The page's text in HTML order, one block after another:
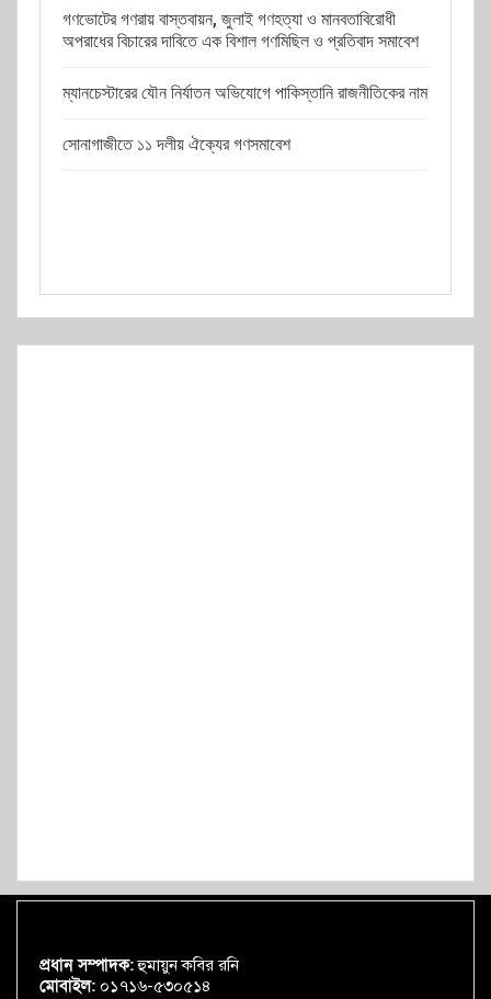
গণভোটের গণরায় বাস্তবায়ন, জুলাই গণহত্যা ও মানবতাবিরোধী
অপরাধের বিচারের দাবিতে এক বিশাল গণমিছিল ও প্রতিবাদ সমাবেশ
ম্যানচেস্টারের যৌন নির্যাতন অভিযোগে পাকিস্তানি রাজনীতিকের নাম
সোনাগাজীতে ১১ দলীয় ঐক্যের গণসমাবেশ
প্রধান সম্পাদক:হুমায়ুন কবির রনি
মোবাইল: ০১৭১৬-৫৩০৫১৪